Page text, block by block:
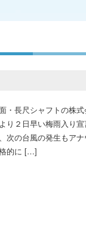
・長尺シャフトの株
り２日早い梅雨入り
次の台風の発生もア
的に […]